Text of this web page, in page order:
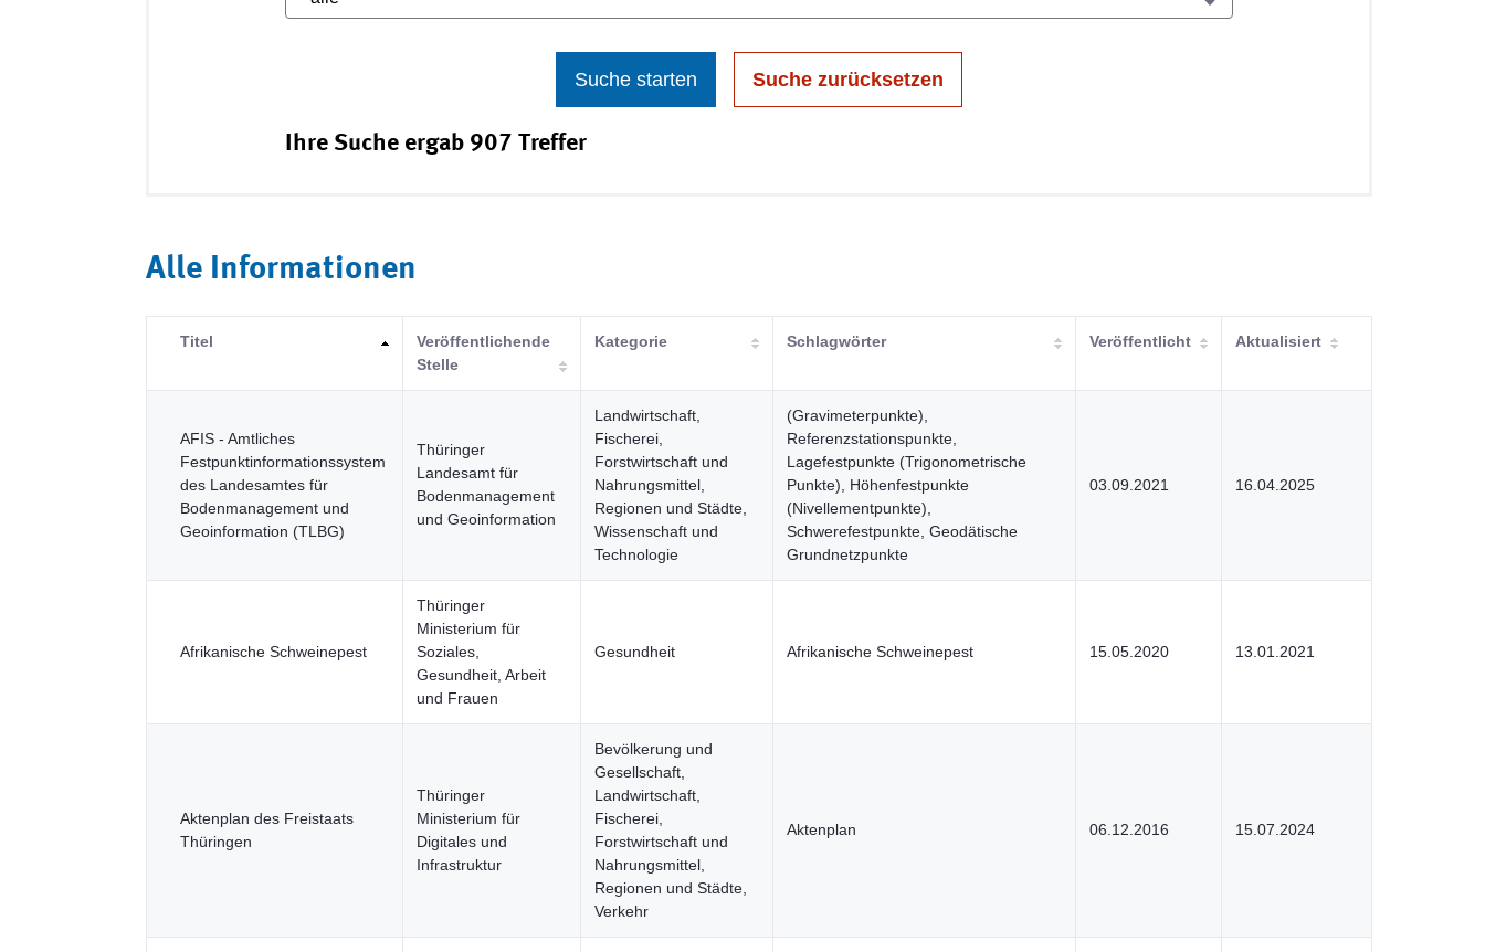
Suche starten Suche zurücksetzen
Ihre Suche ergab 907 Treffer
Alle Informationen
Titel
Veröffentlichende
Stelle
Kategorie Schlagwörter Veröffentlicht Aktualisiert
AFIS - Amtliches
Festpunktinformationssystem
des Landesamtes für
Bodenmanagement und
Geoinformation (TLBG)
Thüringer
Landesamt für
Bodenmanagement
und Geoinformation
Landwirtschaft,
Fischerei,
Forstwirtschaft und
Nahrungsmittel,
Regionen und Städte,
Wissenschaft und
Technologie
(Gravimeterpunkte),
Referenzstationspunkte,
Lagefestpunkte (Trigonometrische
Punkte), Höhenfestpunkte
(Nivellementpunkte),
Schwerefestpunkte, Geodätische
Grundnetzpunkte
03.09.2021 16.04.2025
Afrikanische Schweinepest
Thüringer
Ministerium für
Soziales,
Gesundheit, Arbeit
und Frauen
Gesundheit Afrikanische Schweinepest 15.05.2020 13.01.2021
Aktenplan des Freistaats
Thüringen
Thüringer
Ministerium für
Digitales und
Infrastruktur
Bevölkerung und
Gesellschaft,
Landwirtschaft,
Fischerei,
Forstwirtschaft und
Nahrungsmittel,
Regionen und Städte,
Verkehr
Aktenplan 06.12.2016 15.07.2024